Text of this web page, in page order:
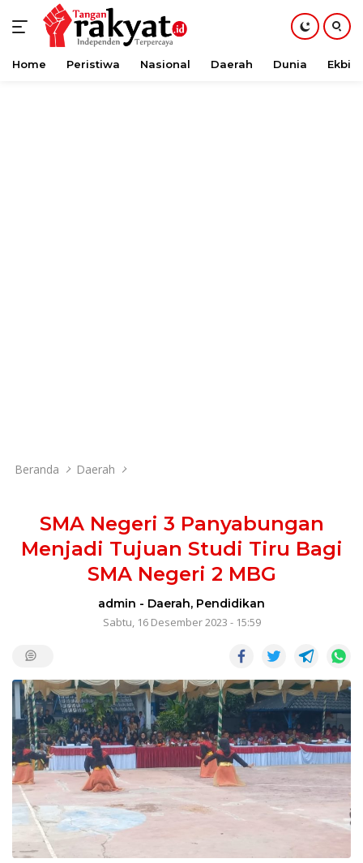
Langsung
Home Peristiwa Nasional Daerah Dunia Ekbis
Beranda Daerah
SMA Negeri 3 Panyabungan
Menjadi Tujuan Studi Tiru Bagi
SMA Negeri 2 MBG
admin - Daerah, Pendidikan
Sabtu, 16 Desember 2023 - 15:59